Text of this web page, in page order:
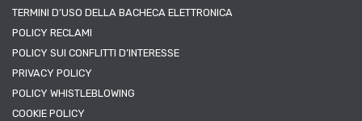
TERMINI D’USO DELLA BACHECA ELETTRONICA
POLICY RECLAMI
POLICY SUI CONFLITTI D’INTERESSE
PRIVACY POLICY
POLICY WHISTLEBLOWING
COOKIE POLICY